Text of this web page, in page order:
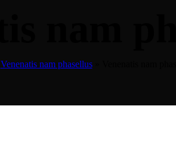
Venenatis nam phasellus»